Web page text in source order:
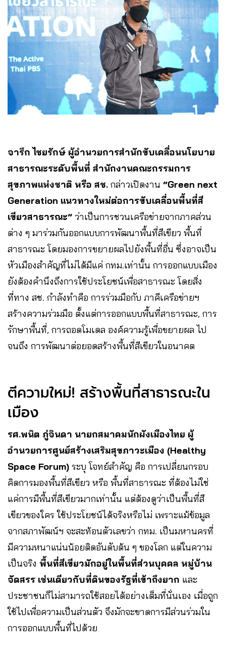
จารึก ไชยรักษ์ ผู้อำนวยการสำนักขับเคลื่อนนโยบาย
สาธารณะระดับพื้นที่ สำนักงานคณะกรรมการ
สุขภาพแห่งชาติ หรือ สช. กล่าวเปิดงาน “Green next
Generation แนวทางใหม่ต่อการขับเคลื่อนพื้นที่สี
เขียวสาธารณะ” ว่าเป็นการชวนเครือข่ายจากภาคส่วน
ต่าง ๆ มาร่วมกันออกแบบการพัฒนาพื้นที่สีเขียว พื้นที่
สาธารณะ โดยมองการขยายผลไปยังพื้นที่อื่น ซึ่งอาจเป็น
หัวเมืองสำคัญที่ไม่ได้มีแค่ กทม.เท่านั้น การออกแบบเมือง
ยังต้องคำนึงถึงการใช้ประโยชน์เพื่อสาธารณะ โดยสิ่ง
ที่ทาง สช. กำลังทำคือ การร่วมมือกับ ภาคีเครือข่ายฯ
สร้างความร่วมมือ ตั้งแต่การออกแบบพื้นที่สาธารณะ, การ
รักษาพื้นที่, การถอดโมเดล องค์ความรู้เพื่อขยายผล ไป
จนถึง การพัฒนาต่อยอดสร้างพื้นที่สีเขียวในอนาคต
ตีความใหม่! สร้างพื้นที่สาธารณะใน
เมือง
รศ.พนิต ภู่จินดา นายกสมาคมนักผังเมืองไทย ผู้
อำนวยการศูนย์สร้างเสริมสุขภาวะเมือง (Healthy
Space Forum) ระบุ โจทย์สำคัญ คือ การเปลี่ยนกรอบ
คิดการมองพื้นที่สีเขียว หรือ พื้นที่สาธารณะ ที่ต้องไม่ใช่
แค่การมีพื้นที่สีเขียวมากเท่านั้น แต่ต้องดูว่าเป็นพื้นที่สี
เขียวของใคร ใช้ประโยชน์ได้จริงหรือไม่ เพราะแม้ข้อมูล
จากสภาพัฒน์ฯ จะสะท้อนตัวเลขว่า กทม. เป็นมหานครที่
มีความหนาแน่นน้อยติดอันดับต้น ๆ ของโลก แต่ในความ
เป็นจริง พื้นที่สีเขียวมักอยู่ในพื้นที่ส่วนบุคคล หมู่บ้าน
จัดสรร เช่นเดียวกับที่ดินของรัฐที่เข้าถึงยาก และ
ประชาชนก็ไม่สามารถใช้สอยได้อย่างเต็มที่นั่นเอง เมื่อถูก
ใช้ไปเพื่อความเป็นส่วนตัว จึงมักจะขาดการมีส่วนร่วมใน
การออกแบบพื้นที่ไปด้วย